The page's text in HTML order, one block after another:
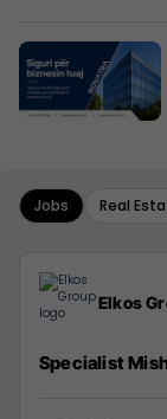
Jobs Real
Elkos
Specialist